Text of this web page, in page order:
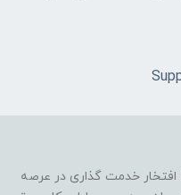
فروشگاه موبایل آی تی تل از سال 1380 افتخار خدمت گذاری در عرصه